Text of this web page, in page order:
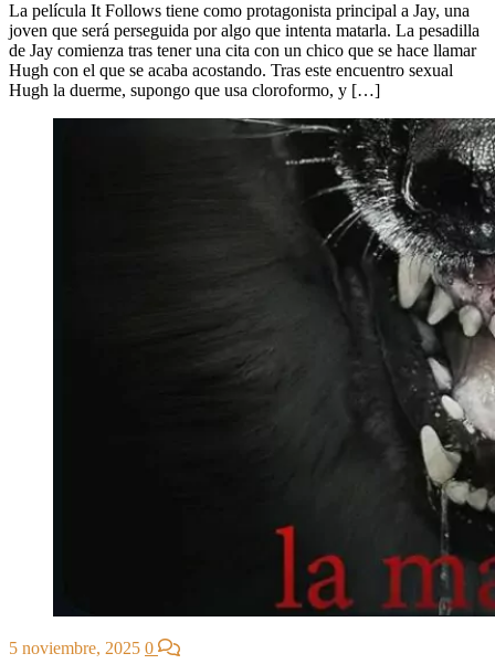
La película It Follows tiene como protagonista principal a Jay, una
joven que será perseguida por algo que intenta matarla. La pesadilla
de Jay comienza tras tener una cita con un chico que se hace llamar
Hugh con el que se acaba acostando. Tras este encuentro sexual
Hugh la duerme, supongo que usa cloroformo, y […]
5 noviembre, 2025 0